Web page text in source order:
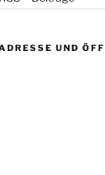
UND